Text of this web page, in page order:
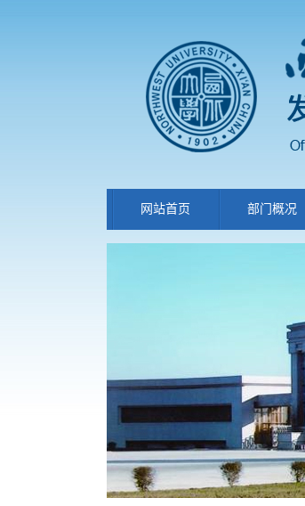
网站首页 部门概况